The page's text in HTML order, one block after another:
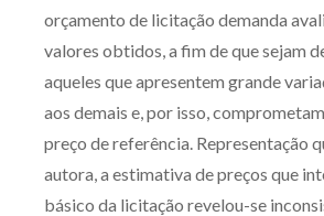
orçamento de licitação demanda
valores obtidos, a fim de que sejam
aqueles que apresentem grande
aos demais e, por isso,
preço de referência. Representação
autora, a estimativa de preços que
básico da licitação revelou-se